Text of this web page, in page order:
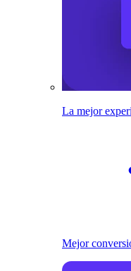
La mejor
Mejor